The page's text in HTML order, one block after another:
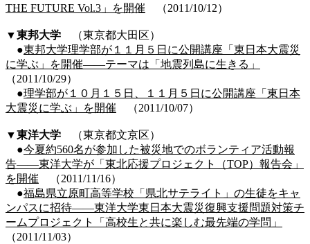
THE FUTURE Vol.3」を開催 （2011/10/12）
▼東邦大学 （東京都大田区）
●東邦大学理学部が１１月５日に公開講座「東日本大震災
に学ぶ」を開催――テーマは「地震列島に生きる」
（2011/10/29）
●理学部が１０月１５日、１１月５日に公開講座「東日本
大震災に学ぶ」を開催 （2011/10/07）
▼東洋大学 （東京都文京区）
●今夏約560名が参加した被災地でのボランティア活動報
告――東洋大学が「東北応援プロジェクト（TOP）報告会」
を開催 （2011/11/16）
●福島県立原町高等学校「県北サテライト」の生徒をキャ
ンパスに招待――東洋大学東日本大震災復興支援問題対策チ
ームプロジェクト「高校生と共に楽しむ最先端の学問」
（2011/11/03）